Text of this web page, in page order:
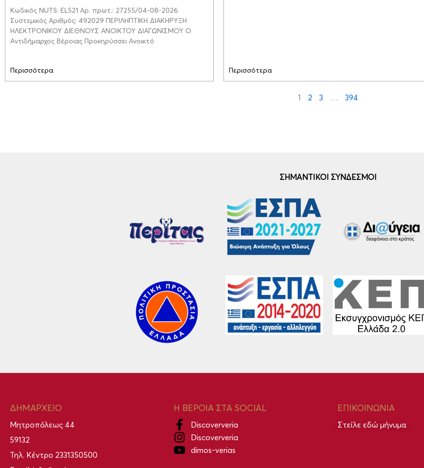
Κωδικός NUTS: EL521 Αρ. πρωτ.: 27255/04-08-2026
Συστεμικός Αριθμός: 492029 ΠΕΡΙΛΗΠΤΙΚΗ ΔΙΑΚΗΡΥΞΗ
ΗΛΕΚΤΡΟΝΙΚΟΥ ΔΙΕΘΝΟΥΣ ΑΝΟΙΚΤΟΥ ΔΙΑΓΩΝΙΣΜΟΥ Ο
Αντιδήμαρχος Βέροιας Προκηρύσσει Ανοικτό
Περισσότερα Περισσότερα
1 2 3 … 394
ΣΗΜΑΝΤΙΚΟΙ ΣΥΝΔΕΣΜΟΙ
ΔΗΜΑΡΧΕΙΟ
Μητροπόλεως 44
59132
Τηλ. Κέντρο 2331350500
Η ΒΕΡΟΙΑ ΣΤΑ SOCIAL
Discoververia
Discoververia
dimos-verias
ΕΠΙΚΟΙΝΩΝΙΑ
Στείλε εδώ μήνυμα